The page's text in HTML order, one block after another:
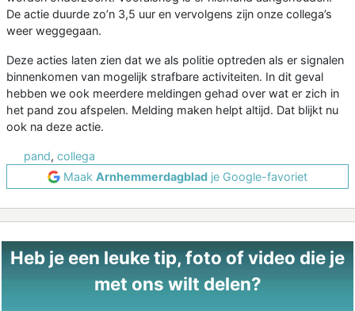
De actie duurde zo’n 3,5 uur en vervolgens zijn onze collega’s
weer weggegaan.
Deze acties laten zien dat we als politie optreden als er signalen
binnenkomen van mogelijk strafbare activiteiten. In dit geval
hebben we ook meerdere meldingen gehad over wat er zich in
het pand zou afspelen. Melding maken helpt altijd. Dat blijkt nu
ook na deze actie.
pand, collega
Maak Arnhemmerdagblad je Google-favoriet
Heb je een leuke tip, foto of video die je
met ons wilt delen?